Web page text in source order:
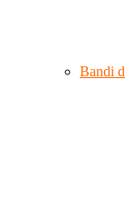
Bandi